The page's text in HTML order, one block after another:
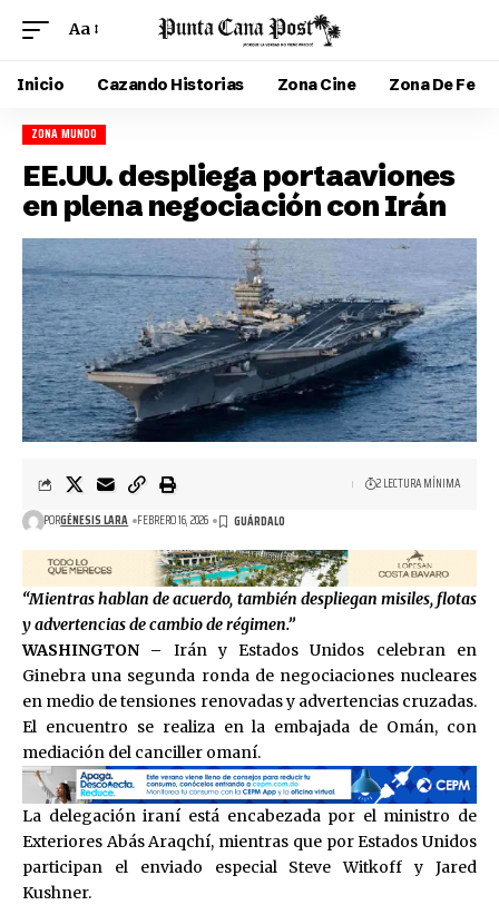
Aa
Inicio Cazando Historias Zona Cine Zona De Fe
ZONA MUNDO
EE.UU. despliega portaaviones
en plena negociación con Irán
PORGÉNESIS LARA FEBRERO 16, 2026
2 LECTURA MÍNIMA
“Mientras hablan de acuerdo, también despliegan misiles, flotas
y advertencias de cambio de régimen.”
WASHINGTON – Irán y Estados Unidos celebran en
Ginebra una segunda ronda de negociaciones nucleares
en medio de tensiones renovadas y advertencias cruzadas.
El encuentro se realiza en la embajada de Omán, con
mediación del canciller omaní.
La delegación iraní está encabezada por el ministro de
Exteriores Abás Araqchí, mientras que por Estados Unidos
participan el enviado especial Steve Witkoff yJared
Kushner.